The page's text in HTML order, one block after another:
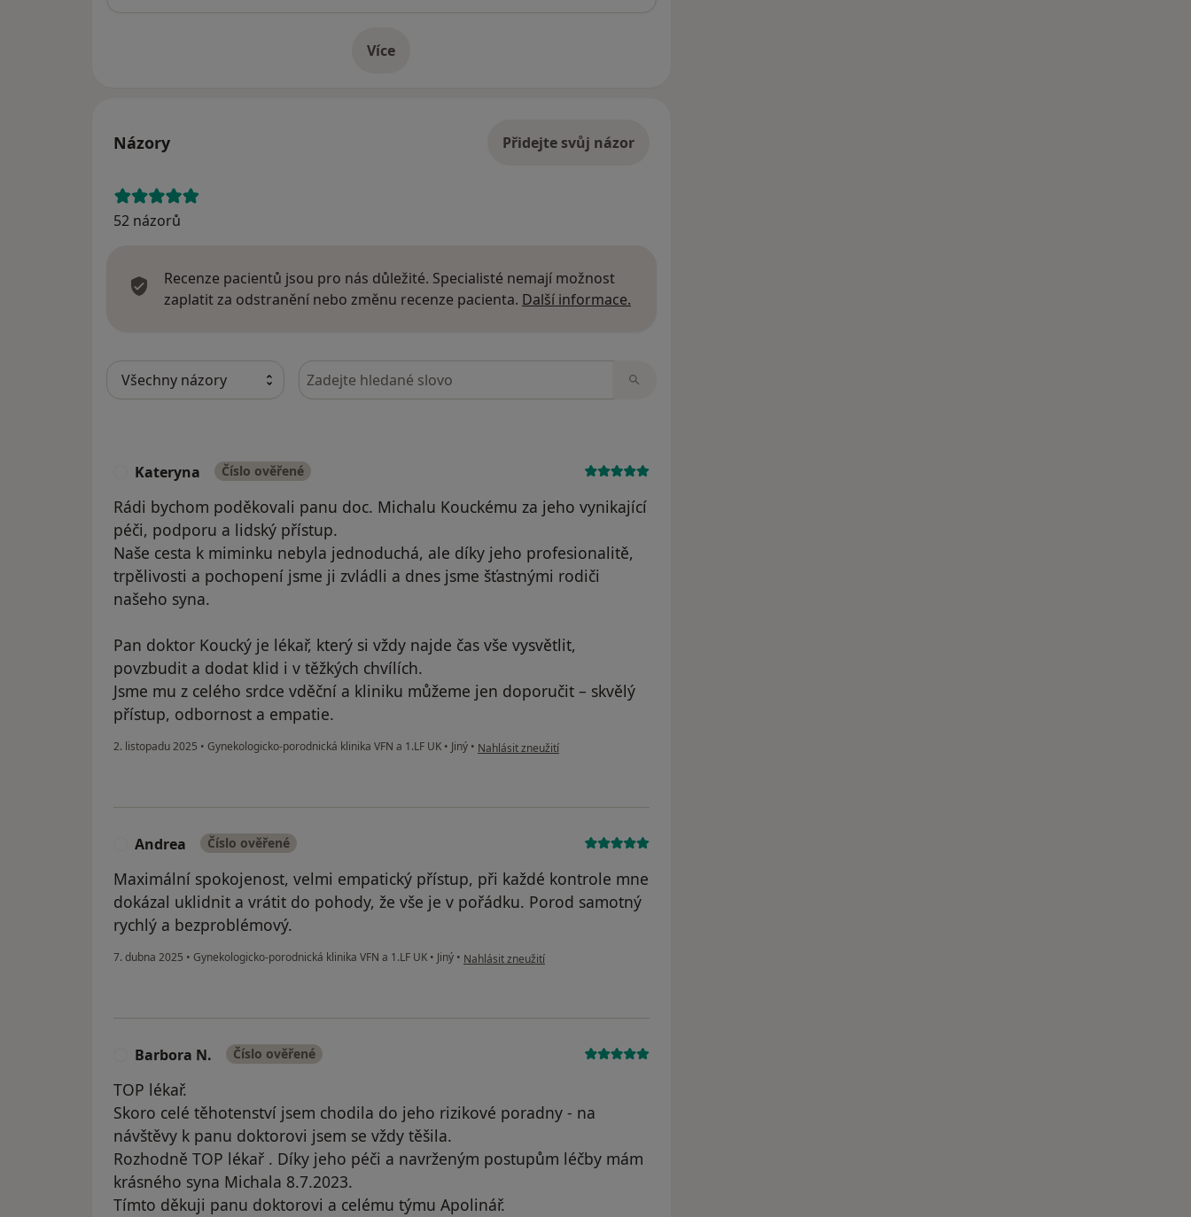
Víceo adrese
Názory Přidejte svůj názor
52 názorů
Recenze pacientů jsou pro nás důležité. Specialisté nemají možnost
zaplatit za odstranění nebo změnu recenze pacienta. Další informace.
Hledejte v názorech
Kateryna Číslo ověřené
Rádi bychom poděkovali panu doc. Michalu Kouckému za jeho vynikající
péči, podporu a lidský přístup.
Naše cesta k miminku nebyla jednoduchá, ale díky jeho profesionalitě,
trpělivosti a pochopení jsme ji zvládli a dnes jsme šťastnými rodiči
našeho syna.
Pan doktor Koucký je lékař, který si vždy najde čas vše vysvětlit,
povzbudit a dodat klid i v těžkých chvílích.
Jsme mu z celého srdce vděční a kliniku můžeme jen doporučit – skvělý
přístup, odbornost a empatie.
2. listopadu 2025 • Gynekologicko-porodnická klinika VFN a 1.LF UK • Jiný • podle názoru uživatele Kateryna
Nahlásit zneužití
Andrea Číslo ověřené
Maximální spokojenost, velmi empatický přístup, při každé kontrole mne
dokázal uklidnit a vrátit do pohody, že vše je v pořádku. Porod samotný
rychlý a bezproblémový.
7. dubna 2025 • Gynekologicko-porodnická klinika VFN a 1.LF UK • Jiný • podle názoru uživatele Andrea
Nahlásit zneužití
Barbora N. Číslo ověřené
TOP lékař.
Skoro celé těhotenství jsem chodila do jeho rizikové poradny - na
návštěvy k panu doktorovi jsem se vždy těšila.
Rozhodně TOP lékař . Díky jeho péči a navrženým postupům léčby mám
krásného syna Michala 8.7.2023.
Tímto děkuji panu doktorovi a celému týmu Apolinář.